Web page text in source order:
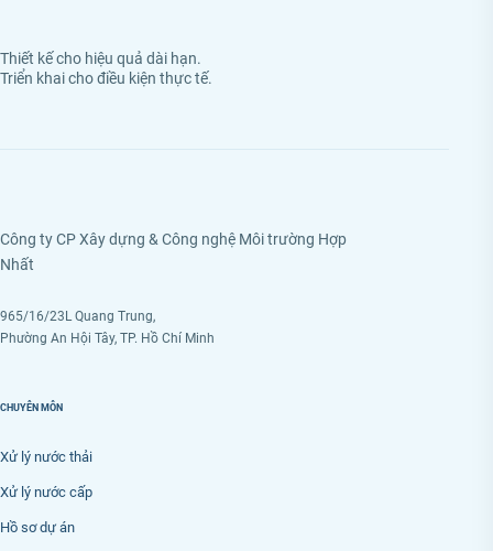
Thiết kế cho hiệu quả dài hạn.
Triển khai cho điều kiện thực tế.
Công ty CP Xây dựng & Công nghệ Môi trường Hợp
Nhất
965/16/23L Quang Trung,
Phường An Hội Tây, TP. Hồ Chí Minh
CHUYÊN MÔN
Xử lý nước thải
Xử lý nước cấp
Hồ sơ dự án